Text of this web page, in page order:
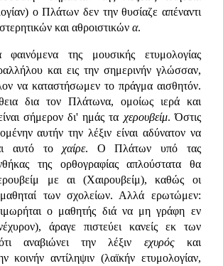
ο Πλάτων δεν την θυσίαζε απέναντι
και αθροιστικών α.
της μουσικής ετυμολογίας
και εις την σημερινήν γλώσσαν,
να καταστήσωμεν το πράγμα αισθητόν.
δια τον Πλάτωνα, ομοίως ιερά και
σήμερον δι' ημάς τα χερουβείμ. Όστις
αυτήν την λέξιν είναι αδύνατον να
αυτό τοχαίρε. Ο Πλάτων υπό τας
της ορθογραφίας απλούστατα θα
με αι (Χαιρουβείμ), καθώς οι
μαθηταί των σχολείων. Αλλά ερωτώμεν:
ο μαθητής διά να μη γράφη εν
άραγε πιστεύει κανείς εκ των
αναβιώνει την λέξιν εχυρόςκαι
κοινήν αντίληψιν (λαϊκήν ετυμολογίαν,